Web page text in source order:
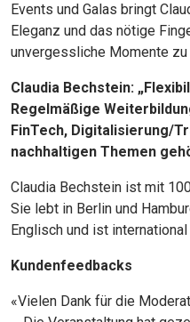
Events und Galas bringt
Eleganz und das nötige
unvergessliche Momente zu
Claudia Bechstein:
Regelmäßige
FinTech, Digitalisierung/
nachhaltigen Themen
Claudia Bechstein ist mit
Sie lebt in Berlin und
Englisch und ist
Kundenfeedbacks
«Vielen Dank für die